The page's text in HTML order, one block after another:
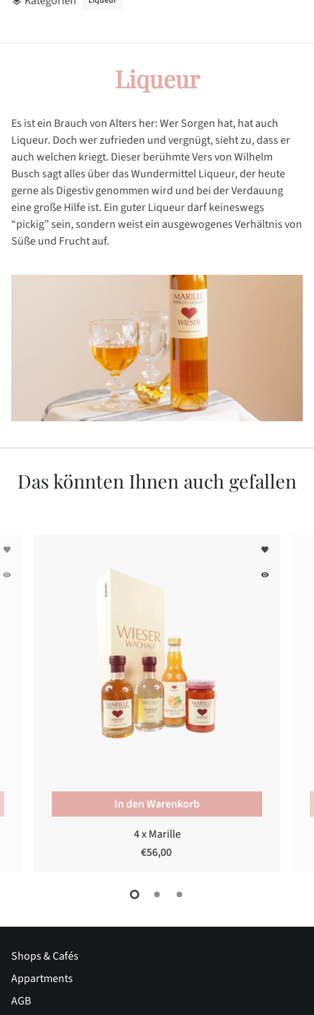
Liqueur
Es ist ein Brauch von Alters her: Wer Sorgen hat, hat auch
Liqueur. Doch wer zufrieden und vergnügt, sieht zu, dass er
auch welchen kriegt. Dieser berühmte Vers von Wilhelm
Busch sagt alles über das Wundermittel Liqueur, der heute
gerne als Digestiv genommen wird und bei der Verdauung
eine große Hilfe ist. Ein guter Liqueur darf keineswegs
“pickig” sein, sondern weist ein ausgewogenes Verhältnis von
Süße und Frucht auf.
Das könnten Ihnen auch gefallen
favorite
remove_red_eye
favorite
remove_red_eye
In den Warenkorb
4 x Marille
€56,00
Shops & Cafés
Appartments
AGB